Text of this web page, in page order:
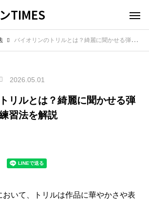
TIMES
バイオリンのトリルとは？綺麗に聞かせる弾き方のコツと練習法を解説
2026.05.01
リルとは？綺麗に聞かせる弾
習法を解説
おいて、トリルは作品に華やかさや表